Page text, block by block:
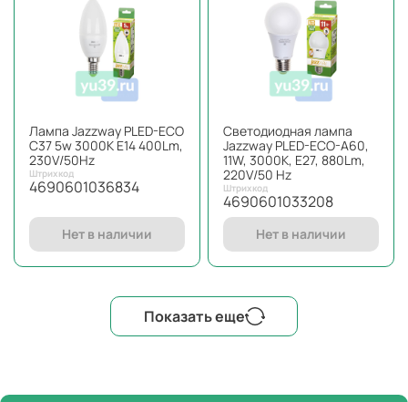
Лампа Jazzway PLED-ECO
С37 5w 3000K E14 400Lm,
230V/50Hz
Штрихкод
4690601036834
Нет в наличии
Светодиодная лампа
Jazzway PLED-ECO-A60,
11W, 3000K, E27, 880Lm,
220V/50 Hz
Штрихкод
4690601033208
Нет в наличии
Показать еще